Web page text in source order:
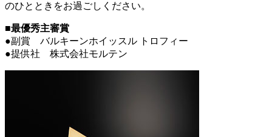
のひとときをお過ごしください。
■最優秀主審賞
●副賞 バルキーンホイッスル トロフィー
●提供社 株式会社モルテン